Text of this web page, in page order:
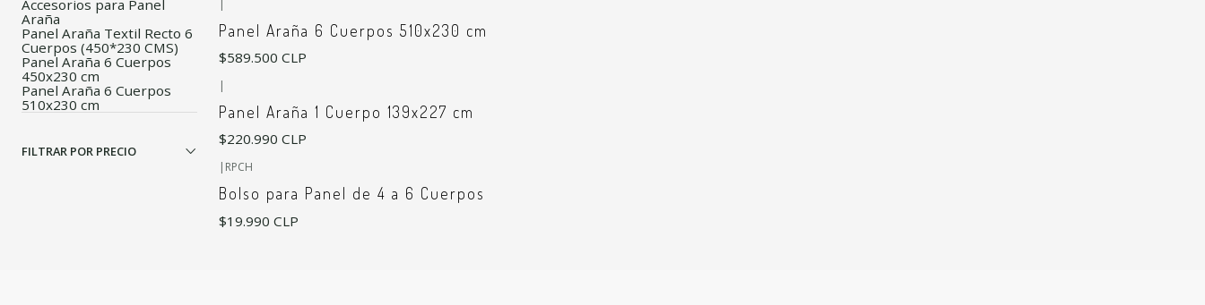
Accesorios para Panel
Araña
Panel Araña Textil Recto 6
Cuerpos (450*230 CMS)
Panel Araña 6 Cuerpos
450x230 cm
Panel Araña 6 Cuerpos
510x230 cm
FILTRAR POR PRECIO
|
Panel Araña 6 Cuerpos 510x230 cm
$589.500 CLP
|
Panel Araña 1 Cuerpo 139x227 cm
$220.990 CLP
| RPCH
Bolso para Panel de 4 a 6 Cuerpos
$19.990 CLP